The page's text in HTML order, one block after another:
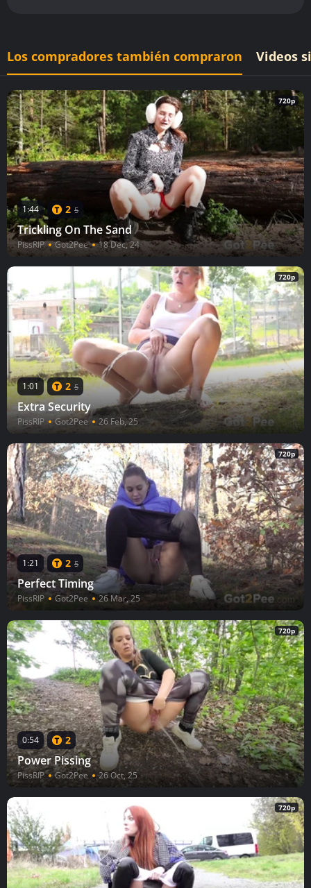
Los compradores también compraron Videos
720p
1:44 2 5
Trickling On The Sand
PissRIP Got2Pee 18 Dec, 24
720p
1:01 2 5
Extra Security
PissRIP Got2Pee 26 Feb, 25
720p
1:21 2 5
Perfect Timing
PissRIP Got2Pee 26 Mar, 25
720p
0:54 2
Power Pissing
PissRIP Got2Pee 26 Oct, 25
720p